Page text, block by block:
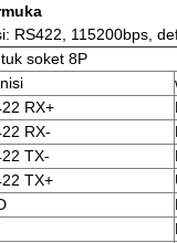
RS422, 115200bps,
soket 8P
RX+
RX-
TX-
TX+